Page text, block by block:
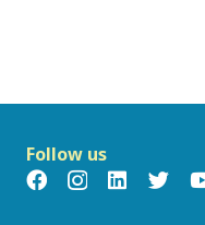
Follow us